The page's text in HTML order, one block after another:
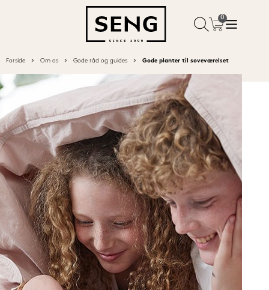
Forside Om os Gode råd og guides Gode planter til soveværelset